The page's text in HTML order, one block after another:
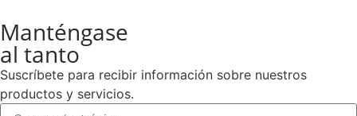
Manténgase
al tanto
Suscríbete para recibir información sobre nuestros
productos y servicios.